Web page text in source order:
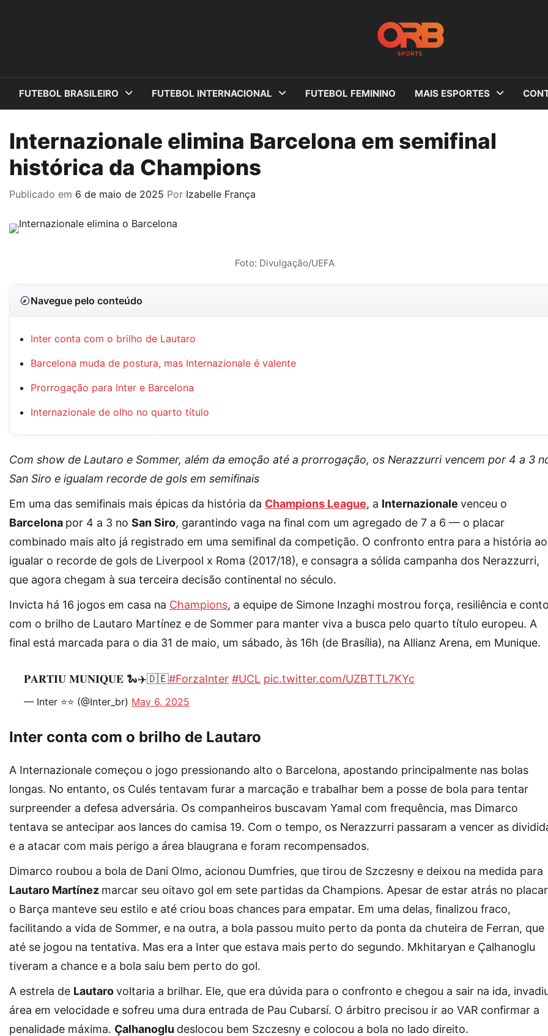
FUTEBOL BRASILEIRO FUTEBOL INTERNACIONAL FUTEBOL FEMININO MAIS ESPORTES
Internazionale elimina Barcelona em semifinal
histórica da Champions
Publicado em 6 de maio de 2025 Por Izabelle França
Foto: Divulgação/UEFA
Navegue pelo conteúdo
Inter conta com o brilho de Lautaro
Barcelona muda de postura, mas Internazionale é valente
Prorrogação para Inter e Barcelona
Internazionale de olho no quarto título
Com show de Lautaro e Sommer, além da emoção até a prorrogação, os Nerazzurri vencem por 4 a 3
San Siro e igualam recorde de gols em semifinais
Em uma das semifinais mais épicas da história da Champions League, a Internazionale venceu o
Barcelona por 4 a 3 no San Siro, garantindo vaga na final com um agregado de 7 a 6 — o placar
combinado mais alto já registrado em uma semifinal da competição. O confronto entra para a história ao
igualar o recorde de gols de Liverpool x Roma (2017/18), e consagra a sólida campanha dos Nerazzurri,
que agora chegam à sua terceira decisão continental no século.
Invicta há 16 jogos em casa na Champions, a equipe de Simone Inzaghi mostrou força, resiliência e
com o brilho de Lautaro Martínez e de Sommer para manter viva a busca pelo quarto título europeu. A
final está marcada para o dia 31 de maio, um sábado, às 16h (de Brasília), na Allianz Arena, em Munique.
𝐏𝐀𝐑𝐓𝐈𝐔 𝐌𝐔𝐍𝐈𝐐𝐔𝐄 🐍✈️🇩🇪#ForzaInter #UCL pic.twitter.com/UZBTTL7KYc
— Inter ⭐️⭐️ (@Inter_br) May 6, 2025
Inter conta com o brilho de Lautaro
A Internazionale começou o jogo pressionando alto o Barcelona, apostando principalmente nas bolas
longas. No entanto, os Culés tentavam furar a marcação e trabalhar bem a posse de bola para tentar
surpreender a defesa adversária. Os companheiros buscavam Yamal com frequência, mas Dimarco
tentava se antecipar aos lances do camisa 19. Com o tempo, os Nerazzurri passaram a vencer as
e a atacar com mais perigo a área blaugrana e foram recompensados.
Dimarco roubou a bola de Dani Olmo, acionou Dumfries, que tirou de Szczesny e deixou na medida para
Lautaro Martínez marcar seu oitavo gol em sete partidas da Champions. Apesar de estar atrás no
o Barça manteve seu estilo e até criou boas chances para empatar. Em uma delas, finalizou fraco,
facilitando a vida de Sommer, e na outra, a bola passou muito perto da ponta da chuteira de Ferran, que
até se jogou na tentativa. Mas era a Inter que estava mais perto do segundo. Mkhitaryan e Çalhanoglu
tiveram a chance e a bola saiu bem perto do gol.
A estrela de Lautarovoltaria a brilhar. Ele, que era dúvida para o confronto e chegou a sair na ida,
área em velocidade e sofreu uma dura entrada de Pau Cubarsí. O árbitro precisou ir ao VAR confirmar a
penalidade máxima. Çalhanoglu deslocou bem Szczesny e colocou a bola no lado direito.